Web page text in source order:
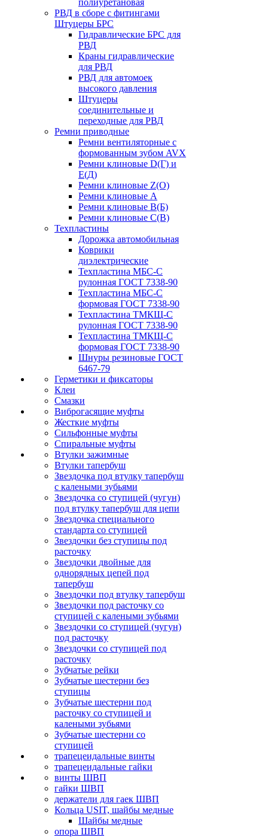
полиуретановая
РВД в сборе с фитингами
Штуцеры БРС
Гидравлические БРС для
РВД
Краны гидравлические
для РВД
РВД для автомоек
высокого давления
Штуцеры
соединительные и
переходные для РВД
Ремни приводные
Ремни вентиляторные с
формованным зубом AVX
Ремни клиновые D(Г) и
Е(Д)
Ремни клиновые Z(О)
Ремни клиновые А
Ремни клиновые В(Б)
Ремни клиновые С(В)
Техпластины
Дорожка автомобильная
Коврики
диэлектрические
Техпластина МБС-С
рулонная ГОСТ 7338-90
Техпластина МБС-С
формовая ГОСТ 7338-90
Техпластина ТМКЩ-С
рулонная ГОСТ 7338-90
Техпластина ТМКЩ-С
формовая ГОСТ 7338-90
Шнуры резиновые ГОСТ
6467-79
Герметики и фиксаторы
Клеи
Смазки
Виброгасящие муфты
Жесткие муфты
Сильфонные муфты
Спиральные муфты
Втулки зажимные
Втулки тапербуш
Звездочка под втулку тапербуш
c калеными зубьями
Звездочка со ступицей (чугун)
под втулку тапербуш для цепи
Звездочка специального
стандарта со ступицей
Звездочки без ступицы под
расточку
Звездочки двойные для
однорядных цепей под
тапербуш
Звездочки под втулку тапербуш
Звездочки под расточку со
ступицей с калеными зубьями
Звездочки со ступицей (чугун)
под расточку
Звездочки со ступицей под
расточку
Зубчатые рейки
Зубчатые шестерни без
ступицы
Зубчатые шестерни под
расточку со ступицей и
калеными зубьями
Зубчатые шестерни со
ступицей
трапецеидальные винты
трапецеидальные гайки
винты ШВП
гайки ШВП
держатели для гаек ШВП
Кольца USIT, шайбы медные
Шайбы медные
опора ШВП